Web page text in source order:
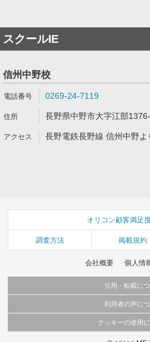
スクールIE
信州中野校
0269-24-7119
長野県中野市大字江部
長野電鉄長野線 信州中野
オリコン顧客満足
調査方法 掲載規約
会社概要 個人情
引用・転載に
当サイトで公開されている情報（文字、写真、イ
これらの情報を権利者の許可なく無断転載・複製
利用者の声に
当サイトに掲載している内容はすべてサービスの
クッキーの使用